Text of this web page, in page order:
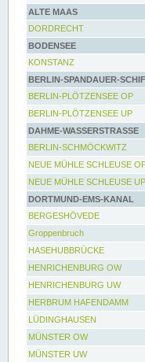
ALTE MAAS
DORDRECHT
BODENSEE
KONSTANZ
BERLIN-SPANDAUER-
BERLIN-PLÖTZENSEE OP
BERLIN-PLÖTZENSEE UP
DAHME-WASSERSTRASSE
BERLIN-SCHMÖCKWITZ
NEUE MÜHLE SCHLEUSE
NEUE MÜHLE SCHLEUSE UP
DORTMUND-EMS-KANAL
BERGESHÖVEDE
Groppenbruch
HASEHUBBRÜCKE
HENRICHENBURG OW
HENRICHENBURG UW
HERBRUM HAFENDAMM
LÜDINGHAUSEN
MÜNSTER OW
MÜNSTER UW